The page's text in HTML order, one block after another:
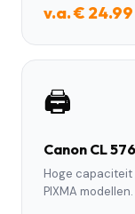
v.a. € 24.99
🖨️
Canon CL
Hoge
PIXMA modellen.